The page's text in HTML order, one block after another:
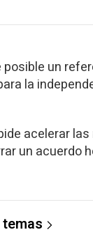
posible un
la
acelerar
un acuerdo